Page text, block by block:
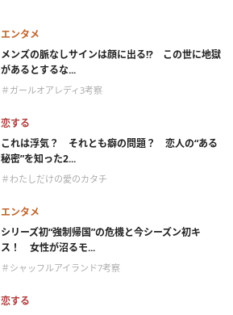
エンタメ
メンズの脈なしサインは顔に出る!? この世に地獄
があるとするな...
＃ガールオアレディ3考察
恋する
これは浮気？ それとも癖の問題？ 恋人の“ある
秘密”を知った2...
＃わたしだけの愛のカタチ
エンタメ
シリーズ初“強制帰国”の危機と今シーズン初キ
ス！ 女性が沼るモ...
＃シャッフルアイランド7考察
恋する